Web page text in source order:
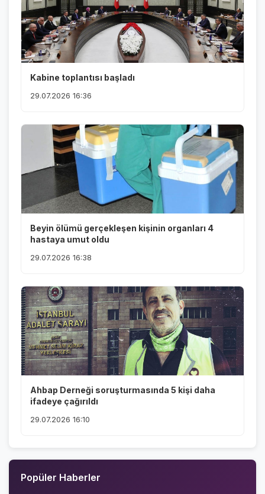
Kabine toplantısı başladı
29.07.2026 16:36
Beyin ölümü gerçekleşen kişinin organları 4
hastaya umut oldu
29.07.2026 16:38
Ahbap Derneği soruşturmasında 5 kişi daha
ifadeye çağırıldı
29.07.2026 16:10
Popüler Haberler